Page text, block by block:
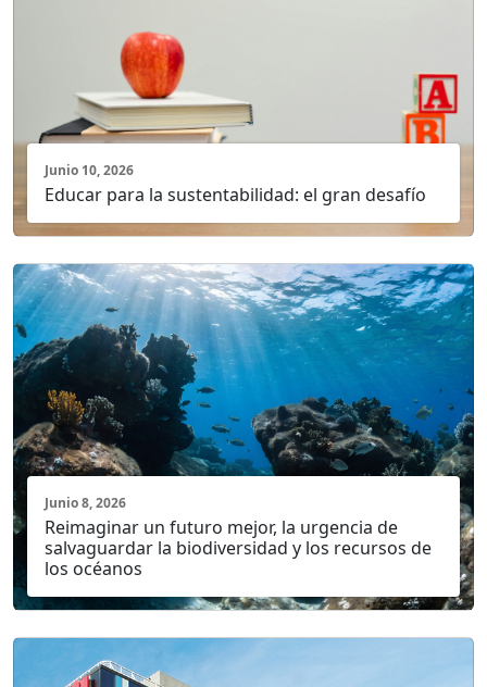
Junio 10, 2026
Educar para la sustentabilidad: el gran desafío
Junio 8, 2026
Reimaginar un futuro mejor, la urgencia de
salvaguardar la biodiversidad y los recursos de
los océanos